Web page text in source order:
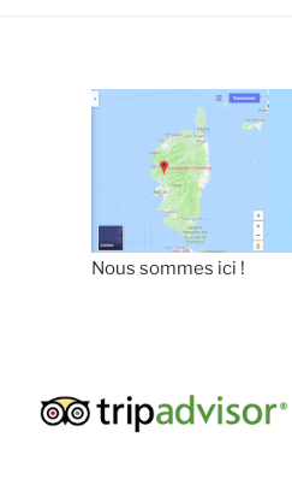
Nous sommes ici !